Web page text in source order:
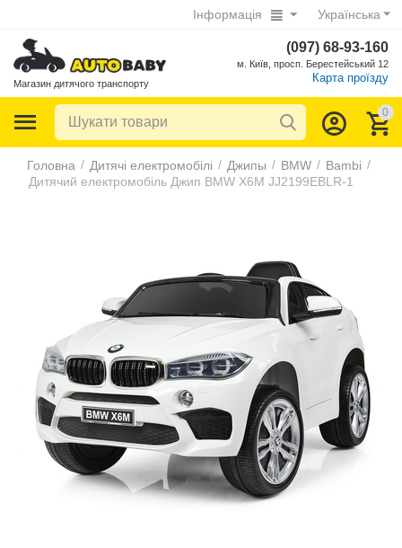
Українська
Інформація
Магазин дитячого транспорту
(097) 68-93-160
м. Київ, просп. Берестейський 12
Карта проїзду
0
Головна / Дитячі електромобілі / Джипы / BMW / Bambi /
Дитячий електромобіль Джип BMW X6M JJ2199EBLR-1